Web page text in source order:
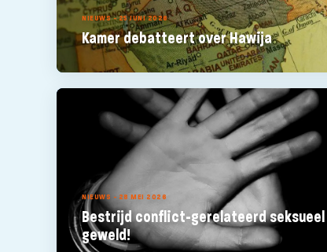
NIEUWS - 25 JUNI 2026
Kamer debatteert over Hawija
NIEUWS - 28 MEI 2026
Bestrijd conflict-gerelateerd seksueel
geweld!